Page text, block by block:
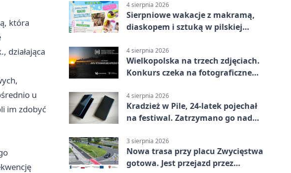
która
działająca
u
im zdobyć
4 sierpnia 2026
Sierpniowe wakacje z makramą,
diaskopem i sztuką w pilskiej
4 sierpnia 2026
Wielkopolska na trzech zdjęciach.
Konkurs czeka na fotograficzne
4 sierpnia 2026
Kradzież w Pile, 24-latek pojechał
na festiwal. Zatrzymano go nad
3 sierpnia 2026
Nowa trasa przy placu Zwycięstwa
gotowa. Jest przejazd przez